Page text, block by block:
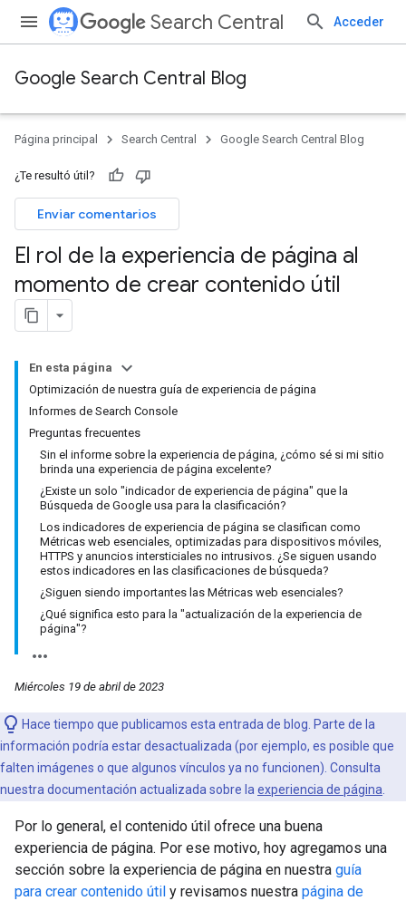
Search Central Acceder
Google Search Central Blog
Página principal Search Central Google Search Central Blog
¿Te resultó útil?
Enviar comentarios
El rol de la experiencia de página al
momento de crear contenido útil
En esta página
Optimización de nuestra guía de experiencia de página
Informes de Search Console
Preguntas frecuentes
Sin el informe sobre la experiencia de página, ¿cómo sé si mi sitio
brinda una experiencia de página excelente?
¿Existe un solo "indicador de experiencia de página" que la
Búsqueda de Google usa para la clasificación?
Los indicadores de experiencia de página se clasifican como
Métricas web esenciales, optimizadas para dispositivos móviles,
HTTPS y anuncios intersticiales no intrusivos. ¿Se siguen usando
estos indicadores en las clasificaciones de búsqueda?
¿Siguen siendo importantes las Métricas web esenciales?
¿Qué significa esto para la "actualización de la experiencia de
página"?
Miércoles 19 de abril de 2023
Hace tiempo que publicamos esta entrada de blog. Parte de la
información podría estar desactualizada (por ejemplo, es posible que
falten imágenes o que algunos vínculos ya no funcionen). Consulta
nuestra documentación actualizada sobre la experiencia de página
Por lo general, el contenido útil ofrece una buena
experiencia de página. Por ese motivo, hoy agregamos una
sección sobre la experiencia de página en nuestra guía
para crear contenido útil y revisamos nuestra página de